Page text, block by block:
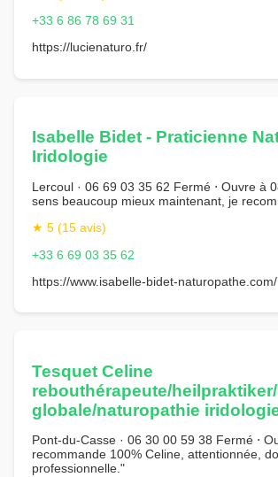
+33 6 86 78 69 31
https://lucienaturo.fr/
Isabelle Bidet - Praticienne
Iridologie
Lercoul · 06 69 03 35 62 Fermé ⋅ Ouvre à
sens beaucoup mieux maintenant, je
★ 5 (15 avis)
+33 6 69 03 35 62
https://www.isabelle-bidet-naturopathe.com/
Tesquet Celine
rebouthérapeute/
globale/naturopathie
Pont-du-Casse · 06 30 00 59 38 Fermé ⋅
recommande 100% Celine, attentionnée,
professionnelle."